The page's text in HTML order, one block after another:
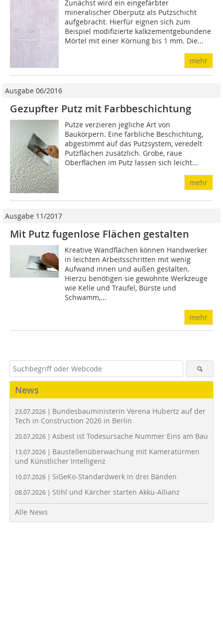
Zunächst wird ein eingefärbter
mineralischer Oberputz als Putzschicht
aufgebracht. Hierfür eignen sich zum
Beispiel modifizierte kalkzementgebundene
Mörtel mit einer Körnung bis 1 mm. Die...
mehr
Ausgabe 06/2016
Gezupfter Putz mit Farbbeschichtung
Putze verzieren jegliche Art von
Baukörpern. Eine farbliche Beschichtung,
abgestimmt auf das Putzsystem, veredelt
Putzflächen zusätzlich. Grobe, raue
Oberflächen im Putz lassen sich leicht...
mehr
Ausgabe 11/2017
Mit Putz fugenlose Flächen gestalten
Kreative Wandflächen können Handwerker
in leichten Arbeitsschritten mit wenig
Aufwand innen und außen gestalten.
Hierzu benötigen sie gewohnte Werkzeuge
wie Kelle und Traufel, Bürste und
Schwamm,...
mehr
News
23.07.2026 | Bundesbauministerin Verena Hubertz auf der
Tech in Construction 2026 in Berlin
20.07.2026 | Asbest ist Todesursache Nummer Eins am Bau
13.07.2026 | Baustellenüberwachung mit Kameratürmen
und Künstlicher Intelligenz
10.07.2026 | SiGeKo-Standardwerk in drei Bänden
08.07.2026 | Stihl und Kärcher starten Akku-Allianz
Alle News